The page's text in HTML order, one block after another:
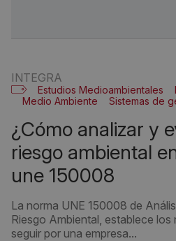
INTEGRA
Estudios Medioambientales
Medio Ambiente
Sistemas de
¿cómo analizar y evaluar el
riesgo ambiental
une 150008
La norma UNE 150008 de
Riesgo Ambiental, establece
seguir por una empresa...